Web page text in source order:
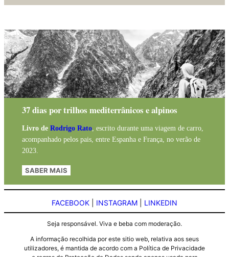
37 dias por trilhos mediterrânicos e alpinos
Livro de Rodrigo Rato, escrito durante uma viagem de carro,
acompanhado pelos pais, entre Espanha e França, no verão de
2023.
SABER MAIS
FACEBOOK INSTAGRAM LINKEDIN
Seja responsável. Viva e beba com moderação.
A informação recolhida por este sitio web, relativa aos seus
utilizadores, é mantida de acordo com a Política de Privacidade